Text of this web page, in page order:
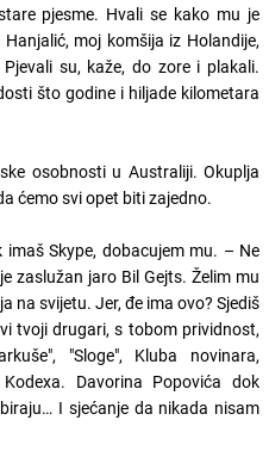
pjesme. Hvali se kako mu je
moj komšija iz Holandije,
su, kaže, do zore i plakali.
što godine i hiljade kilometara
osobnosti u Australiji. Okuplja
ćemo svi opet biti zajedno.
Skype, dobacujem mu. – Ne
zaslužan jaro Bil Gejts. Želim mu
na svijetu. Jer, đe ima ovo? Sjediš
tvoji drugari, s tobom prividnost,
"Sloge", Kluba novinara,
Davorina Popovića dok
I sjećanje da nikada nisam